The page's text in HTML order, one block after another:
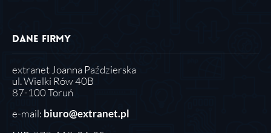
Dane firmy
extranet Joanna Paździerska
ul. Wielki Rów 40B
87-100 Toruń
e-mail: biuro@extranet.pl